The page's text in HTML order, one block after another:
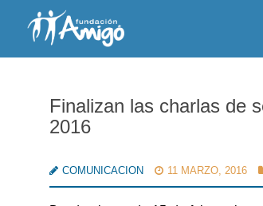
Finalizan las charlas de
2016
COMUNICACION 11 MARZO, 2016